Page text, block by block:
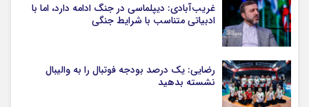
غریب‌آبادی: دیپلماسی در جنگ ادامه دارد، اما با
ادبیاتی متناسب با شرایط جنگی
رضایی: یک درصد بودجه فوتبال را به والیبال
نشسته بدهید